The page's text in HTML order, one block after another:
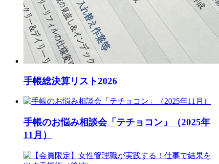
手帳総決算リスト2026
手帳のお悩み相談会「テチョコン」（2025年
11月）